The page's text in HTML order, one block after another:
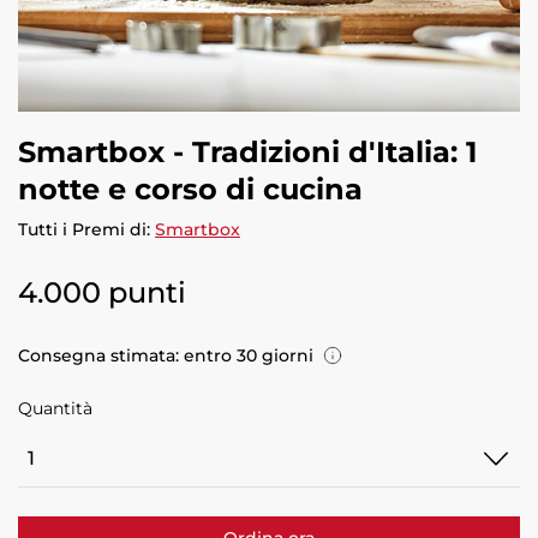
Smartbox - Tradizioni d'Italia: 1
notte e corso di cucina
Tutti i Premi di: Smartbox
4.000 punti
Consegna stimata: entro 30 giorni
Quantità